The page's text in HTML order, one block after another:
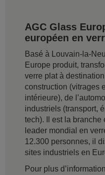
AGC Glass
européen en
Basé à Louvain-la-
Europe produit,
verre plat à
construction (vitrages
intérieure), de
industriels (transport,
tech). Il est la branche
leader mondial en
12.300 personnes, il
sites industriels en
Pour plus